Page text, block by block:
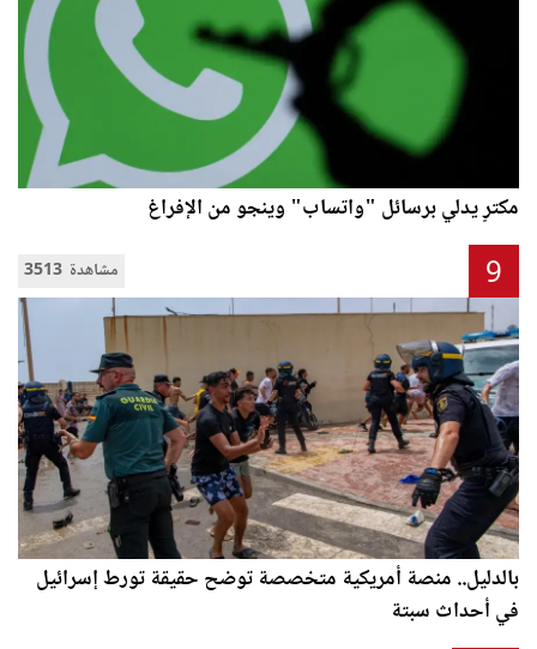
مكترٍ يدلي برسائل "واتساب" وينجو من الإفراغ
3513 مشاهدة 9
بالدليل.. منصة أمريكية متخصصة توضح حقيقة تورط إسرائيل
في أحداث سبتة